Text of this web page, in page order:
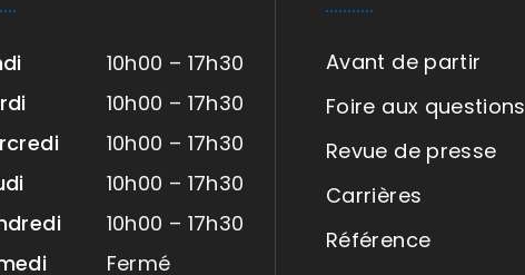
10h00 – 17h30
10h00 – 17h30
10h00 – 17h30
10h00 – 17h30
10h00 – 17h30
Fermé
Avant de partir
Foire aux questions
Revue de presse
Carrières
Référence